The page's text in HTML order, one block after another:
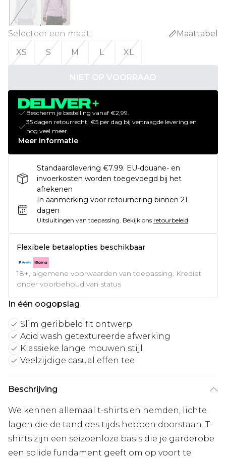
Selecteer een maat:
Maattabel
XS
S M L XL
NIET OP VOORRAAD
Bescherm je bestelling vanaf €2,99.
35 dagen retourrecht, €5 per dag bij vertraagde levering en
nog veel meer.
Meer informatie
Standaardlevering €7.99. EU-douane- en
invoerkosten worden toegevoegd bij het
afrekenen
In aanmerking voor retournering binnen 21
dagen
Uitsluitingen van toepassing. Bekijk ons retourbeleid
Flexibele betaalopties beschikbaar
18+, algemene voorwaarden van toepassing. Krediet
onder voorbehoud van status
In één oogopslag
Slim geribbeld fit ontwerp
Acid wash getextureerde afwerking
Klassieke lange mouwen stijl
Veelzijdige casual effen tee
Beschrijving
We kennen allemaal t-shirts en hemden, lichte
lagen die de tand des tijds hebben doorstaan. T-
shirts zijn een seizoenloze basis die je garderobe
een solide fundament geeft om op voort te